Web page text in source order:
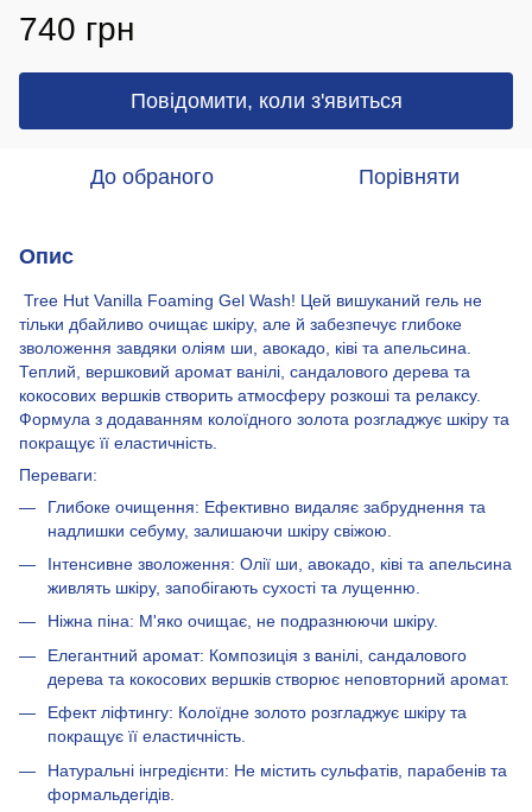
740 грн
Повідомити, коли з'явиться
До обраного Порівняти
Опис
Tree Hut Vanilla Foaming Gel Wash! Цей вишуканий гель не
тільки дбайливо очищає шкіру, але й забезпечує глибоке
зволоження завдяки оліям ши, авокадо, ківі та апельсина.
Теплий, вершковий аромат ванілі, сандалового дерева та
кокосових вершків створить атмосферу розкоші та релаксу.
Формула з додаванням колоїдного золота розгладжує шкіру та
покращує її еластичність.
Переваги:
Глибоке очищення: Ефективно видаляє забруднення та
надлишки себуму, залишаючи шкіру свіжою.
Інтенсивне зволоження: Олії ши, авокадо, ківі та апельсина
живлять шкіру, запобігають сухості та лущенню.
Ніжна піна: М'яко очищає, не подразнюючи шкіру.
Елегантний аромат: Композиція з ванілі, сандалового
дерева та кокосових вершків створює неповторний аромат.
Ефект ліфтингу: Колоїдне золото розгладжує шкіру та
покращує її еластичність.
Натуральні інгредієнти: Не містить сульфатів, парабенів та
формальдегідів.